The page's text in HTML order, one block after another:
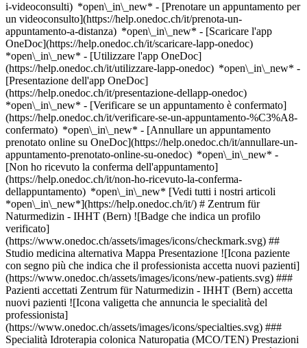
i-videoconsulti) *open\_in\_new* - [Prenotare un appuntamento per
un videoconsulto](https://help.onedoc.ch/it/prenota-un-
appuntamento-a-distanza) *open\_in\_new* - [Scaricare l'app
OneDoc](https://help.onedoc.ch/it/scaricare-lapp-onedoc)
*open\_in\_new* - [Utilizzare l'app OneDoc]
(https://help.onedoc.ch/it/utilizzare-lapp-onedoc) *open\_in\_new* -
[Presentazione dell'app OneDoc]
(https://help.onedoc.ch/it/presentazione-dellapp-onedoc)
*open\_in\_new* - [Verificare se un appuntamento è confermato](https://help.onedoc.ch/it/verificare-se-un-appuntamento-%C3%A8-confermato) *open\_in\_new* - [Annullare un appuntamento prenotato online su OneDoc](https://help.onedoc.ch/it/annullare-un-appuntamento-prenotato-online-su-onedoc) *open\_in\_new* - [Non ho ricevuto la conferma dell'appuntamento](https://help.onedoc.ch/it/non-ho-ricevuto-la-conferma-dellappuntamento) *open\_in\_new* [Vedi tutti i nostri articoli *open\_in\_new*](https://help.onedoc.ch/it/) # Zentrum für Naturmedizin - IHHT (Bern) ![Badge che indica un profilo verificato](https://www.onedoc.ch/assets/images/icons/checkmark.svg) ## Studio medicina alternativa Mappa Presentazione ![Icona paziente con segno più che indica che il professionista accetta nuovi pazienti](https://www.onedoc.ch/assets/images/icons/new-patients.svg) ### Pazienti accettati Zentrum für Naturmedizin - IHHT (Bern) accetta nuovi pazienti ![Icona valigetta che annuncia le specialità del professionista](https://www.onedoc.ch/assets/images/icons/specialties.svg) ### Specialità Idroterapia colonica Naturopatia (MCO/TEN) Prestazioni ASM Terapia craniosacrale [*arrow\_drop\_down*Vedi di più](https://www.onedoc.ch) ![Segnaposto che annuncia la mappa e le informazioni di accesso dello studio](https://www.onedoc.ch/assets/images/icons/map.svg) ### Mappa e informazioni pratiche #### Zentrum für Naturmedizin - IHHT (Bern) Aarbergergasse 21 3011 Berna #### Orari di apertura Attualmente chiuso - Apre venerdì alle 08:00 *expand\_more* Lunedì: 08:00 - 17:30 Martedì: 08:00 - 20:00 Mercoledì: 08:00 - 20:00 Giovedì: 08:00 - 17:30 Venerdì: 08:00 - 17:30 Sabato: 09:00 - 15:00 Domenica: Chiuso #### Zentrum für Naturmedizin [Le nostre aree di competenza](https://www.onedoc.ch/it/centri-medici/gc7a/zentrum-fur-naturmedizin "Le nostre aree di competenza - Zentrum für Naturmedizin") #### Sito web [Visita il sito web *open\_in\_new*](https://www.zentrum-naturmedizin.ch/) ![Icona documento che annuncia la presentazione dello studio](https://www.onedoc.ch/assets/images/icons/presentation.svg) ### Presentazione ## Respirare profondamente per combattere la stanchezza e l'affaticamento L'allenamento a intervalli di ipossia-iperossia (IHHT) è un metodo efficace per migliorare la salute fisica e mentale a lungo termine. Grazie all'allenamento cellulare, aumenta il rendimento delle cellule e, di conseguenza, dell'intero organismo. L'IHHT ha un effetto particolarmente positivo sulla stanchezza, l'esaurimento, la sindrome da stanchezza cronica, la Covida lunga, il burnout, i problemi cardiovascolari, le carenze immunitarie e le malattie polmonari. ## Come funziona l'IHHT L'IHHT agisce a livello cellulare dell'organismo prendendo di mira i mitocondri. Nelle nostre cellule ci sono centinaia di migliaia di mitocondri: Sono i fornitori di energia e assicurano che le cellule svolgano correttamente le loro funzioni. I mitocondri sani sono quindi essenziali per l'equilibrio energetico generale e per la salute e le prestazioni del nostro corpo. L'IHHT rompe i mitocondri danneggiati e stimola la proliferazione dei mitocondri sani. L'elemento centrale del trattamento con IHHT è l'ossigeno: il trattamento con ossigeno intermittente avviene attraverso una maschera di respirazione. Ciò significa che all'organismo viene fornita aria respirabile con un contenuto di ossigeno variabile. In questo modo si alternano un eccesso di ossigeno (ipoossia) e una mancanza di ossigeno (ipossia). Le cellule cercano di equalizzare queste fasi di stimolo - e nel farlo stimolano la morte dei mitocondri danneggiati e la formazione di nuovi mitocondri sani. L'effetto della riorganizzazione cellulare è simile a quello dell'allenamento in altitudine. ## Cosa fa l'IHHT Mitocondri efficienti significano un corpo efficiente. L'IHHT ha numerosi livelli di effetto. Nel 2019, il Premio Nobel per la Medicina è stato assegnato per la ricerca sull'ipossia. - Le prestazioni fisiche e mentali aumentano. - Il sistema immunitario si rafforza. - Le prestazioni del cuore e dei vasi sanguigni (sistema cardiovascolare) aumentano. - Il metabolismo energetico viene ottimizzato. - Il sistema nervoso vegetativo (VNS) viene equilibrato. - La qualità del sonno e la resistenza allo stress migliorano. - Viene favorita la circolazione del sangue negli organi. - Il metabolismo dei grassi viene accelerato e la combustione dei grassi viene stimolata. Questo elenco non è esaustivo. Le testimonianze testimoniano gli ampi effetti positivi dell'IHHT sulla salute fisica e mentale. Puòleggere di più sul premio Nobel per la Medicina assegnato all'IHHT in [questo articolo della rivista Spektrum.](https://www.zentrum-naturmedizin.ch/_files/ugd/dea4cf_63d5401e0bc246659a7332eba134b6cb.pdf) ## Per chi è adatto l'IHHT? Grazie al suo effetto completo sulla salute fisica, l'IHHT ha un'ampia gamma di applicazioni: l'allenamento cellulare produce risultati particolarmente positivi per i sintomi di stanchezza e affaticamento causati da una lunga convivenza, burnout, depressione o sindrome da stanchezza cronica (CFS), per esempio. È consigliato anche per i problemi cardiovascolari, l'immunodeficienza e le malattie polmonari (tra cui l'asma e la BPCO). Allo stesso tempo, l'IHHT è particolarmente popolare negli sport competitivi, grazie alla sua somiglianza con l'effetto dell'allenamento in altitudine. Inoltre, l'esperienza dimostra che i trattamenti IHHT forniscono un supporto importante per le malattie croniche, il diabete di tipo II, i problemi cutanei o vascolari, le emicranie e le cefalee, la malattia di Lyme, l'ADHD e i disturbi relativi ai muscoli, alle ossa e ai tessuti, nonché agli organi digestivi, ai reni e alla vescica. Spesso si avvertono forti miglioramenti già dopo cinque o sei sedute. ## Come funziona il trattamento con IHHT Una consultazione dettagliata costituisce la base per l'inizio del suo trattamento con IHHT. Parliamo del suo stato di salute, discutiamo di possibili misure aggiuntive come l'assunzione di sostanze vitali e analizziamo le reazioni del suo corpo durante il primo trattamento utilizzando la misurazione della variabilità della frequenza cardiaca. In questo modo, possiamo puntare a una terapia completamente personalizzata con risultati ottimali. Definiamo anche gli appuntamenti di follow-up. Consigliamo almeno 10 sedute IHHT. Durante il trattamento, si sdraia su una comoda poltrona e inspira ed espira con calma attraverso una speciale maschera respiratoria. L'allenamento cellulare dura circa 50 minuti. Importante: non si devono consumare alcolici o antiossidanti come la vitamina C o sostanze contenenti OPC per almeno 8 ore prima e dopo l'IHHT. ## Quanto costa l'IHHT Con un trattamento IHHT, fa molto bene alla sua salute. Scelga quello più adatto alle sue esigenze di salute tra le varie opzioni disponibili. Saremo lieti di consigliarla anche telefonicamente. __Trattamento individuale. Maschera inclusa - CHF 110__ Un singolo trattamento è adatto per provare l'IHHT. Tenga presente che l'effetto dell'allenamento delle cellule di ossigeno non si noterà quasi mai nella prima seduta. Il trattamento innesca il rinnovamento dei mitocondri. Per sentire l'effetto è necessario un trattamento regolare. Consigliamo almeno dieci sessioni. I pazienti spesso notano miglioramenti dopo cinque o sei trattamenti. __10 trattamenti IHHT. Inclusa la maschera - CHF 985__ Adatto se vuole affrontare un problema di salute e desidera una maggiore vitalità. Generalmente consigliamo almeno dieci sedute per consolidare gli effetti positivi dell'IHHT. È inclusa una maschera personalizzata. __20 trattamenti IHHT. Maschera inclusa - CHF 1690__ Adatto per massimizzare e sostenere i benefici della terapia IHHT. Per ottenere i migliori risultati possibili, consigliamo di sottoporsi a sedute regolari. È inclusa una maschera personalizzata. __Trattamento a lungo termine IHHT: 50 trattamenti IHHT. Maschera inclusa - CHF 3475__ Per massimizzare i benefici a lungo termine dell'allenamento delle cellule di ossigeno IHHT, i mitocondri vengono rinnovati e rafforzati nel corso di sei mesi con trattamenti regolari (idealmente due sessioni a settimana). È inclusa una maschera personalizzata. __Trattamento Long Covid: almeno 2 sedute IHHT alla settimana. Maschera inclusa - 890 franchi al mese__ L'esperienza dimostra che: L'IHHT aiuta chi soffre di Covid lungo! L'allenamento cellulare IHHT consente un miglioramento duraturo della sua situazione di salute: allevia i sintomi della stanchezza e ripristina la vitalità. Per ottenere gli effetti positivi il più rapidamente possibile, il pacchetto comprende almeno due e fino a tre sessioni settimanali di allenamento IHHT. La preghiamo di verificare la copertura dei costi con la sua assicurazione complementare. [*arrow\_drop\_down*Vedi di più](https://www.onedoc.ch) [](https://assets.onedoc.ch/images/entities/c61de77b099e7ad07813f4643bdee293f49f4766a5db99c4294cceee679d8438.png)[![Zentrum für Naturmedizin - IHHT (Bern), studio medicina alternativa a Berna](https://assets.onedoc.ch/images/entities/01b69fb636e38a61b0b064ffb64a3a4bfdcd7e4f9cc07c7c84df9f15d82aa7ad-small.jpg "Zentrum für Naturmedizin - IHHT (Bern), studio medicina alternativa a Berna")](https://assets.onedoc.ch/images/entities/01b69fb636e38a61b0b064ffb64a3a4bfdcd7e4f9cc07c7c84df9f15d82aa7ad.jpg)[![Zentrum für Naturmedizin - IHHT (Bern), studio medicina alternativa a Berna](https://assets.onedoc.ch/images/entities/2b8010dc2aed56e6572ff8932f119c4ad432d2d1a29c1b6b16d2a0dd39731c9c-small.jpg "Zentrum für Naturmedizin - IHHT (Bern), studio medicina alternativa a Berna")](https://assets.onedoc.ch/images/entities/2b8010dc2aed56e6572ff8932f119c4ad432d2d1a29c1b6b16d2a0dd39731c9c.jpg)[![Zentrum für Naturmedizin - IHHT (Bern), studio medicina alternativa a Berna](https://assets.onedoc.ch/images/entities/45cf45cdc24a6ef67c1f26163ed62308205ea2814a4fdaafc27abf3724419dbd-small.jpg "Zentrum für Naturme